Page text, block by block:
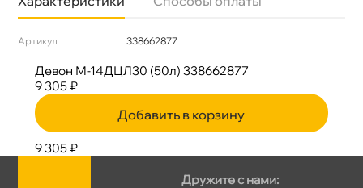
Артикул 338662877
Девон М-14ДЦЛ30 (50л) 338662877
9 305 ₽
Добавить в корзину
9 305 ₽
Дружите с нами: